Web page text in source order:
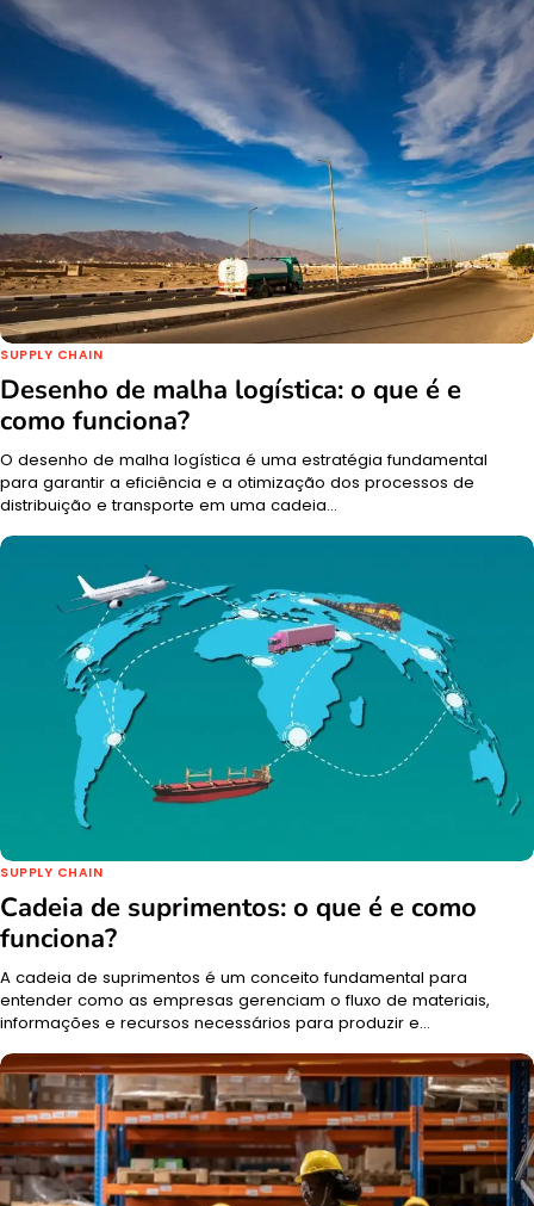
SUPPLY CHAIN
Desenho de malha logística: o que é e
como funciona?
O desenho de malha logística é uma estratégia fundamental
para garantir a eficiência e a otimização dos processos de
distribuição e transporte em uma cadeia…
SUPPLY CHAIN
Cadeia de suprimentos: o que é e como
funciona?
A cadeia de suprimentos é um conceito fundamental para
entender como as empresas gerenciam o fluxo de materiais,
informações e recursos necessários para produzir e…